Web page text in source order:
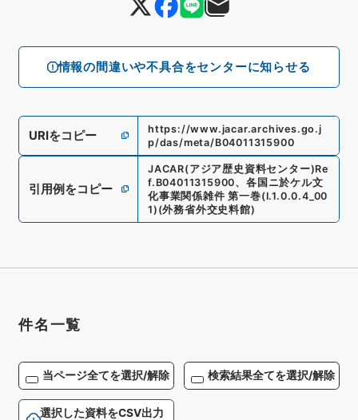
情報の間違いや不具合をセンターに知らせる
URIをコピー
https://www.jacar.archives.go.j
p/das/meta/B04011315900
引用例をコピー
JACAR(アジア歴史資料センター)Re
f. B04011315900、 各国ニ於ケル文
化事業関係雑件 第一巻(I.1.0.0.4_00
1) (外務省外交史料館)
件名一覧
当ページ全てを選択/解除 検索結果全てを選択/解除
選択した資料をCSV出力